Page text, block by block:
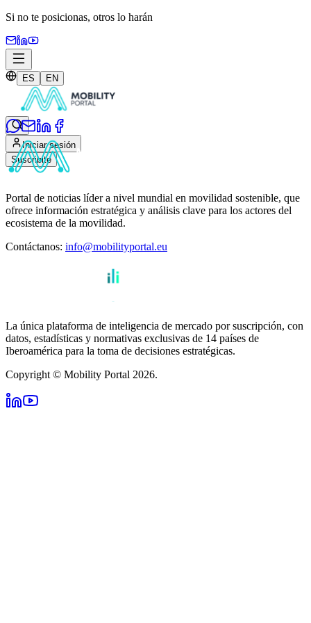
Si no te posicionas, otros lo harán
ES EN
Iniciar sesión
Suscribite
Portal de noticias líder a nivel mundial en movilidad sostenible, que
ofrece información estratégica y análisis clave para los actores del
ecosistema de la movilidad.
Contáctanos: info@mobilityportal.eu
La única plataforma de inteligencia de mercado por suscripción, con
datos, estadísticas y normativas exclusivas de 14 países de
Iberoamérica para la toma de decisiones estratégicas.
Copyright © Mobility Portal 2026.